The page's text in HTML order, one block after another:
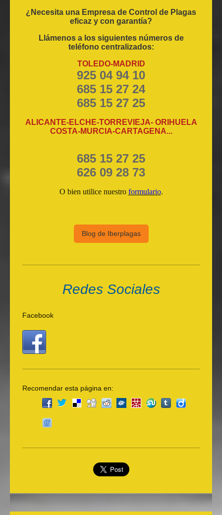
¿Necesita una Empresa de Control de Plagas
eficaz y con garantía?
Llámenos a los siguientes números de
teléfono centralizados:
TOLEDO-MADRID
925 04 94 10
685 15 27 24
685 15 27 25
ALICANTE-ELCHE-TORREVIEJA- ORIHUELA
COSTA-MURCIA-CARTAGENA...
685 15 27 25
626 09 28 73
O bien utilice nuestro formulario.
Blog de Iberplagas
Redes Sociales
Facebook
Recomendar esta página en: